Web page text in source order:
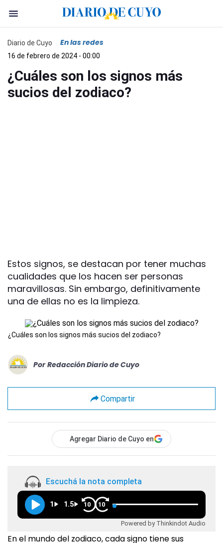
Diario de Cuyo En las redes
16 de febrero de 2024 - 00:00
¿Cuáles son los signos más
sucios del zodiaco?
Estos signos, se destacan por tener muchas
cualidades que los hacen ser personas
maravillosas. Sin embargo, definitivamente
una de ellas no es la limpieza.
¿Cuáles son los signos más sucios del zodiaco?
Por Redacción Diario de Cuyo
Compartir
Agregar Diario de Cuyo en
Escuchá la nota completa
1 1.5 10 10
Powered by Thinkindot Audio
En el mundo del zodiaco, cada signo tiene sus